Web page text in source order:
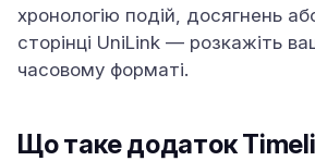
хронологію подій, досягнень
сторінці UniLink — розкажіть
часовому форматі.
Що таке додаток